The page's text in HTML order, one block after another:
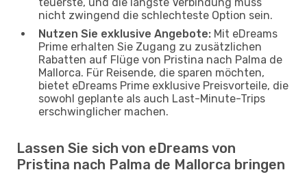
nicht zwingend die schlechteste Option sein.
Nutzen Sie exklusive Angebote: Mit eDreams
Prime erhalten Sie Zugang zu zusätzlichen
Rabatten auf Flüge von Pristina nach Palma de
Mallorca. Für Reisende, die sparen möchten,
bietet eDreams Prime exklusive Preisvorteile, die
sowohl geplante als auch Last-Minute-Trips
erschwinglicher machen.
Lassen Sie sich von eDreams von
Pristina nach Palma de Mallorca bringen